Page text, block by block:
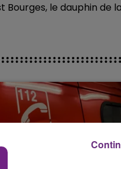
le dauphin de la